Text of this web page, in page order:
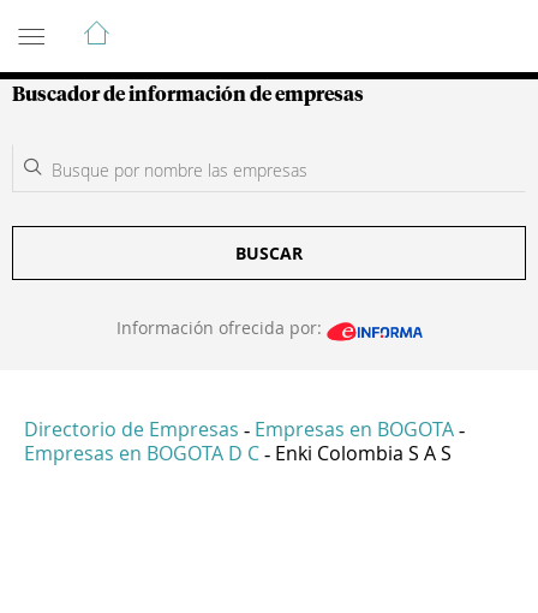
Guía de Empresas Colombianas
Buscador de información de empresas
BUSCAR
Información ofrecida por:
Directorio de Empresas - Empresas en BOGOTA -
Empresas en BOGOTA D C - Enki Colombia S A S